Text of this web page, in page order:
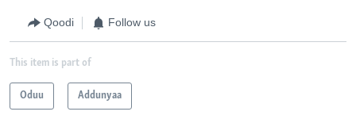
Qoodi Follow us
This item is part of
Oduu Addunyaa